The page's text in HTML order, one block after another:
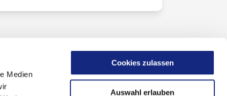
Medien
Cookies zulassen
Auswahl erlauben